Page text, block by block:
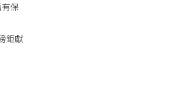
有保
鉅獻